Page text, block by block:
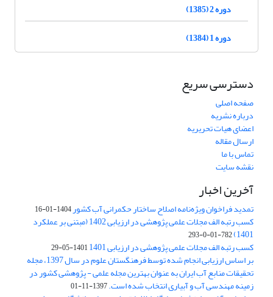
دوره 2 (1385)
دوره 1 (1384)
دسترسی سریع
صفحه اصلی
درباره نشریه
اعضای هیات تحریریه
ارسال مقاله
تماس با ما
نقشه سایت
آخرین اخبار
تمدید فراخوان ویژه‌نامه اصلاح ساختار حکمرانی آب کشور1404-01-16
کسب رتبه الف مجلات علمی پژوهشی در ارزیابی 1402 (مبتنی بر عملکرد
1401)
782-01-0-293
کسب رتبه الف مجلات علمی پژوهشی در ارزیابی 1401 1401-05-29
بر اساس ارزیابی انجام شده توسط فرهنگستان علوم در سال 1397، مجله
تحقیقات منابع آب ایران به عنوان بهترین مجله علمی - پژوهشی کشور در
زمینه مهندسی آب و آبیاری انتخاب شده است.1397-11-01